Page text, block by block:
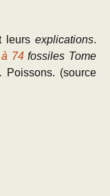
leursexplications.
74 fossiles Tome
Poissons. (source